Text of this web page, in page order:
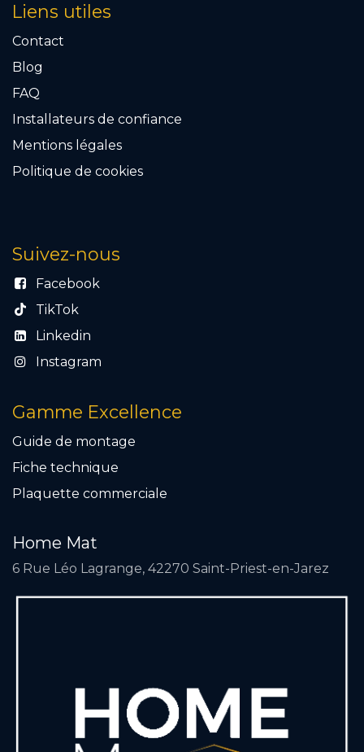
Liens utiles
Contact
Blog
FAQ
Installateurs de confiance
Mention​s légales
Politique de cookies
Suivez-nous
Facebook
TikTok
Linkedin
Instagram
Gamme Excellence
Guide de montage
Fiche technique
Plaquette commercial e
Home Mat
6 Rue Léo Lagrange, 42270 Saint-Priest-en-Jarez